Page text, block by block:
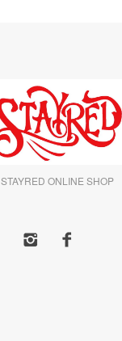
STAYRED ONLINE SHOP